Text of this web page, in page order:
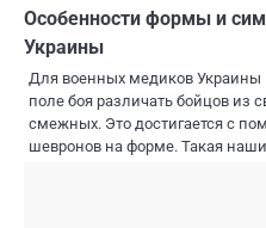
Особенности формы и
Украины
Для военных медиков
поле боя различать бойцов из
смежных. Это достигается с
шевронов на форме. Такая